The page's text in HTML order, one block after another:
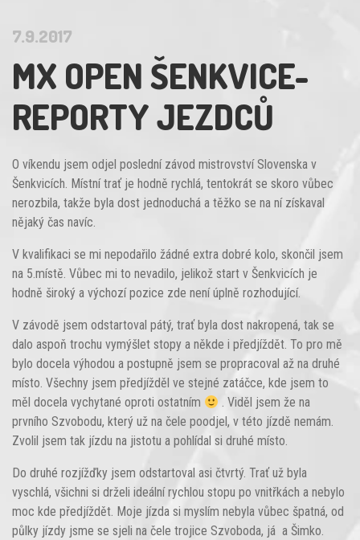
7.9.2017
MX OPEN ŠENKVICE-
REPORTY JEZDCŮ
O víkendu jsem odjel poslední závod mistrovství Slovenska v
Šenkvicích. Místní trať je hodně rychlá, tentokrát se skoro vůbec
nerozbila, takže byla dost jednoduchá a těžko se na ní získaval
nějaký čas navíc.
V kvalifikaci se mi nepodařilo žádné extra dobré kolo, skončil jsem
na 5.místě. Vůbec mi to nevadilo, jelikož start v Šenkvicích je
hodně široký a výchozí pozice zde není úplně rozhodující.
V závodě jsem odstartoval pátý, trať byla dost nakropená, tak se
dalo aspoň trochu vymýšlet stopy a někde i předjíždět. To pro mě
bylo docela výhodou a postupně jsem se propracoval až na druhé
místo. Všechny jsem předjížděl ve stejné zatáčce, kde jsem to
měl docela vychytané oproti ostatním
. Viděl jsem že na
prvního Szvobodu, který už na čele poodjel, v této jízdě nemám.
Zvolil jsem tak jízdu na jistotu a pohlídal si druhé místo.
Do druhé rozjížďky jsem odstartoval asi čtvrtý. Trať už byla
vyschlá, všichni si drželi ideální rychlou stopu po vnitřkách a nebylo
moc kde předjíždět. Moje jízda si myslím nebyla vůbec špatná, od
půlky jízdy jsme se sjeli na čele trojice Szvoboda, já a Šimko.